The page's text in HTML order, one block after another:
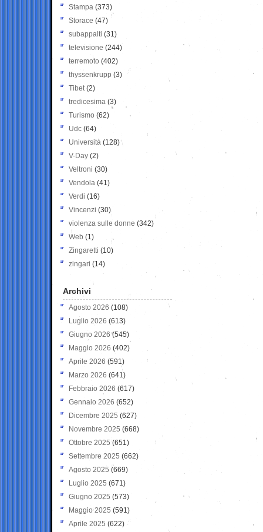
Stampa (373)
Storace (47)
subappalti (31)
televisione(244)
terremoto (402)
thyssenkrupp (3)
Tibet(2)
tredicesima (3)
Turismo (62)
Udc (64)
Università (128)
V-Day (2)
Veltroni (30)
Vendola (41)
Verdi (16)
Vincenzi (30)
violenza sulle donne (342)
Web (1)
Zingaretti (10)
zingari (14)
Archivi
Agosto 2026 (108)
Luglio 2026 (613)
Giugno 2026 (545)
Maggio 2026 (402)
Aprile 2026 (591)
Marzo 2026 (641)
Febbraio 2026 (617)
Gennaio 2026 (652)
Dicembre 2025 (627)
Novembre 2025 (668)
Ottobre 2025 (651)
Settembre 2025 (662)
Agosto 2025 (669)
Luglio 2025 (671)
Giugno 2025 (573)
Maggio 2025 (591)
Aprile 2025 (622)